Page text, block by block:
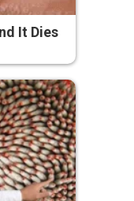
It Dies